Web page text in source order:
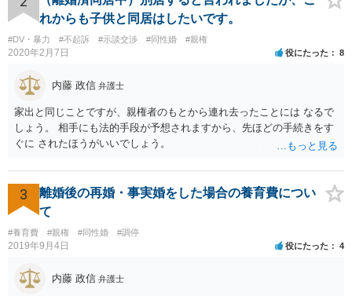
を立証できる場合は、請求は可能と考えます。
れからも子供と同居はしたいです。
#DV・暴力 #不起訴 #示談交渉 #同性婚 #親権
2020年2月7日 役にたった 8
内藤 政信 弁護士
家出と同じことですが、親権者のもとから連れ去ったことには なるで
しょう。 相手にも法的手段が予想されますから、先ほどの手続きをす
ぐに されたほうがいいでしょう。
3
離婚後の再婚・事実婚をした場合の養育費につい
て
#養育費 #親権 #同性婚 #調停
2019年9月4日 役にたった 4
内藤 政信 弁護士